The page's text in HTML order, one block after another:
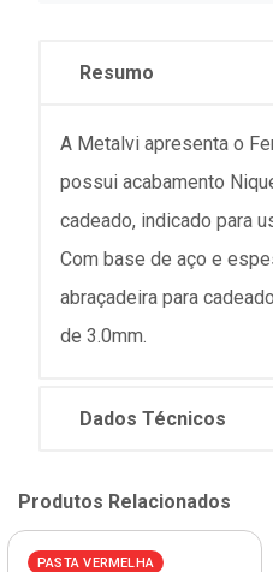
Resumo
A Metalvi apresenta o
possui acabamento
cadeado, indicado para
Com base de aço e
abraçadeira para
de 3.0mm.
Dados Técnicos
Produtos Relacionados
PASTA VERMELHA